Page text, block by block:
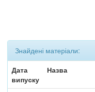
Знайдені матеріали:
Дата
випуску
Назва